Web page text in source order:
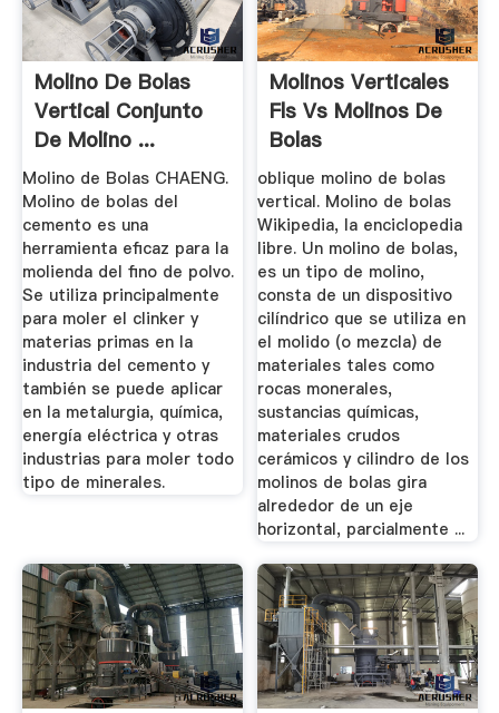
Molino De Bolas
Vertical Conjunto
De Molino ...
Molino de Bolas CHAENG.
Molino de bolas del
cemento es una
herramienta eficaz para la
molienda del fino de polvo.
Se utiliza principalmente
para moler el clinker y
materias primas en la
industria del cemento y
también se puede aplicar
en la metalurgia, química,
energía eléctrica y otras
industrias para moler todo
tipo de minerales.
Molinos Verticales
Fls Vs Molinos De
Bolas
oblique molino de bolas
vertical. Molino de bolas
Wikipedia, la enciclopedia
libre. Un molino de bolas,
es un tipo de molino,
consta de un dispositivo
cilíndrico que se utiliza en
el molido (o mezcla) de
materiales tales como
rocas monerales,
sustancias químicas,
materiales crudos
cerámicos y cilindro de los
molinos de bolas gira
alrededor de un eje
horizontal, parcialmente ...